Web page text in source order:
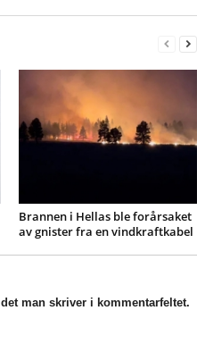
Brannen i Hellas ble forårsaket
av gnister fra en vindkraftkabel
man skriver i kommentarfeltet.